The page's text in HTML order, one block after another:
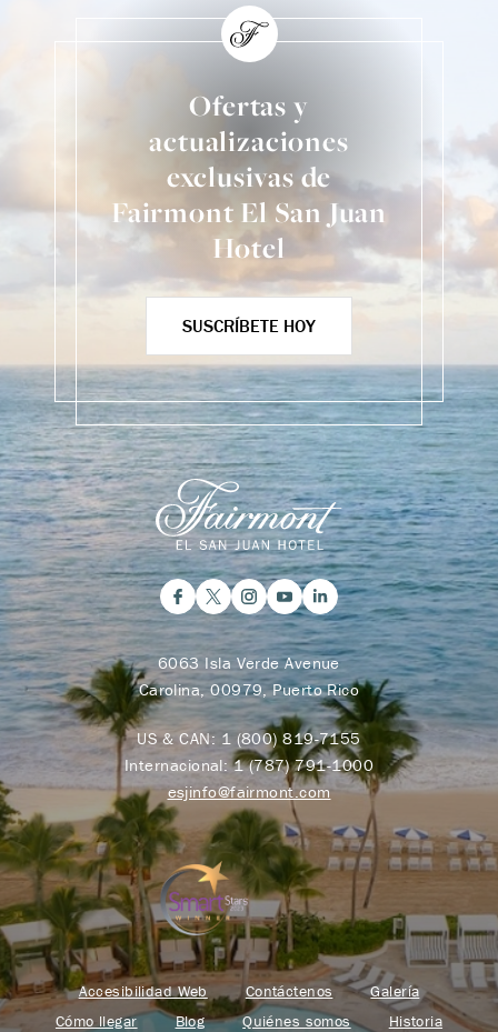
Ofertas y
actualizaciones
exclusivas de
Fairmont El San Juan
Hotel
SUSCRÍBETE HOY
6063 Isla Verde Avenue
Carolina, 00979, Puerto Rico
US & CAN: 1 (800) 819-7155
Internacional:1 (787) 791-1000
esjinfo@fairmont.com
Accesibilidad Web Contáctenos
Galería
Cómo llegar
Blog Quiénes somos
Historia